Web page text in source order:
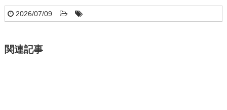
2026/07/09
関連記事